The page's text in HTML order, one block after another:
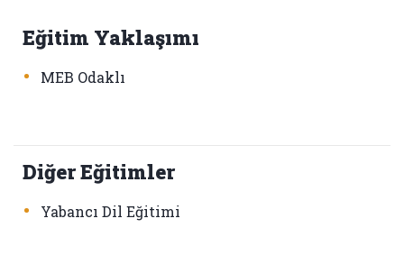
Eğitim Yaklaşımı
• MEB Odaklı
Diğer Eğitimler
• Yabancı Dil Eğitimi